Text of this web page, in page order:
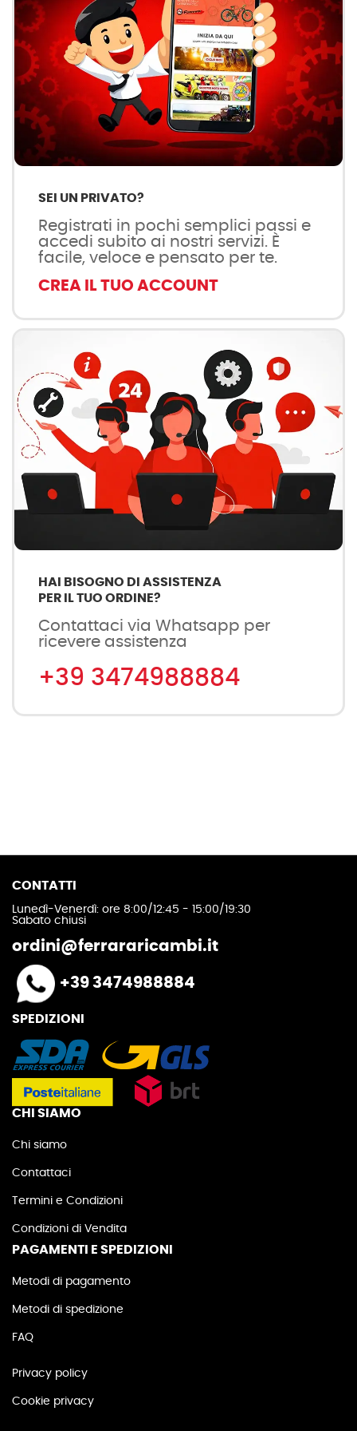
SEI UN PRIVATO?
Registrati in pochi semplici passi e
accedi subito ai nostri servizi. È
facile, veloce e pensato per te.
CREA IL TUO ACCOUNT
HAI BISOGNO DI ASSISTENZA
PER IL TUO ORDINE?
Contattaci via Whatsapp per
ricevere assistenza
+39 3474988884
CONTATTI
Lunedì-Venerdì: ore 8:00/12:45 - 15:00/19:30
Sabato chiusi
ordini@ferrararicambi.it
+39 3474988884
SPEDIZIONI
CHI SIAMO
Chi siamo
Contattaci
Termini e Condizioni
Condizioni di Vendita
PAGAMENTI E SPEDIZIONI
Metodi di pagamento
Metodi di spedizione
FAQ
Privacy policy
Cookie privacy